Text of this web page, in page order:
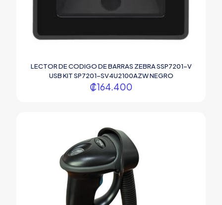
LECTOR DE CODIGO DE BARRAS ZEBRA SSP7201-V
USB KIT SP7201-SV4U2100AZW NEGRO
₡164.400